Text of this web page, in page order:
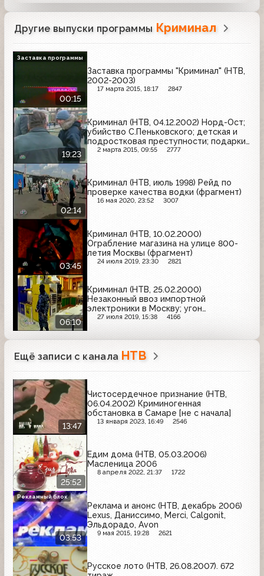
Другие выпуски программы Криминал
00:15
Заставка программы "Криминал" (НТВ,
2002-2003)
17 марта 2015, 18:17 2847
Заставка программы
19:23
Криминал (НТВ, 04.12.2002) Норд-Ост;
убийство С.Пеньковского; детская и
подростковая преступности; подарки
от НТВ; лохотрон; аферисты из
2 марта 2015, 09:55 2777
02:14
Криминал (НТВ, июль 1998) Рейд по
проверке качества водки (фрагмент)
16 мая 2020, 23:52 3007
03:45
Криминал (НТВ, 10.02.2000)
Ограбление магазина на улице 800-
летия Москвы (фрагмент)
24 июля 2019, 23:30 2821
06:10
Криминал (НТВ, 25.02.2000)
Незаконный ввоз импортной
электроники в Москву; угон
автомобиля в США; ДТП на Беговой
27 июля 2019, 15:38 4166
Ещё записи с канала НТВ
13:47
Чистосердечное признание (НТВ,
06.04.2002) Криминогенная
обстановка в Самаре [не с начала]
13 января 2023, 16:49 2546
25:52
Едим дома (НТВ, 05.03.2006)
Масленица 2006
8 апреля 2022, 21:37 1722
03:53
Реклама и анонс (НТВ, декабрь 2006)
Lexus, Даниссимо, Merci, Calgonit,
Эльдорадо, Avon
9 мая 2015, 19:28 2621
Рекламный блок
Русское лото (НТВ, 26.08.2007). 672